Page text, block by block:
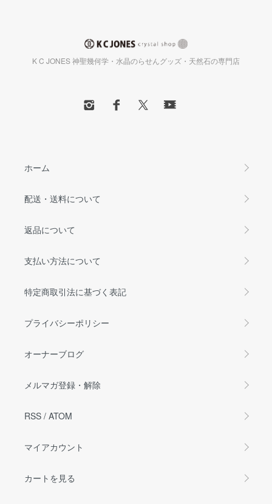
K C JONES 神聖幾何学・水晶のらせんグッズ・天然石の専門店
ホーム
配送・送料について
返品について
支払い方法について
特定商取引法に基づく表記
プライバシーポリシー
オーナーブログ
メルマガ登録・解除
RSS / ATOM
マイアカウント
カートを見る